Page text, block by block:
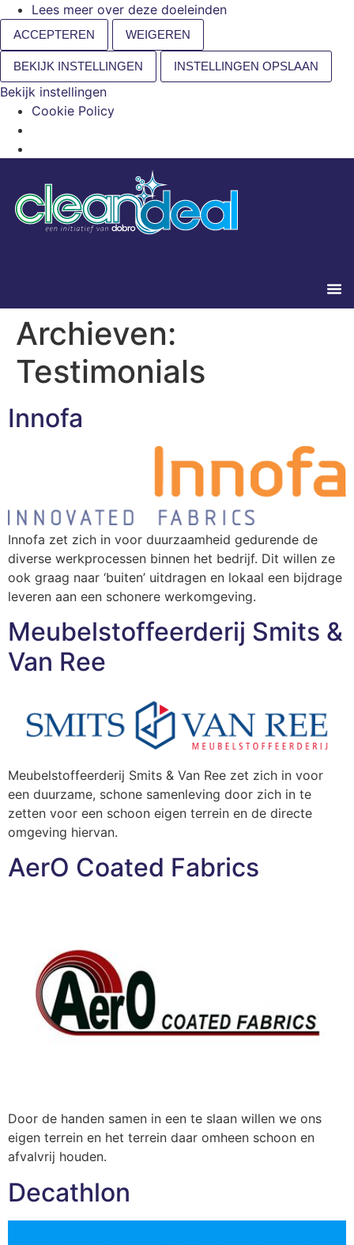
Lees meer over deze doeleinden
ACCEPTEREN WEIGEREN
BEKIJK INSTELLINGEN INSTELLINGEN OPSLAAN
Bekijk instellingen
Cookie Policy
Archieven:
Testimonials
Innofa
Innofa zet zich in voor duurzaamheid gedurende de
diverse werkprocessen binnen het bedrijf. Dit willen ze
ook graag naar ‘buiten’ uitdragen en lokaal een bijdrage
leveren aan een schonere werkomgeving.
Meubelstoffeerderij Smits &
Van Ree
Meubelstoffeerderij Smits & Van Ree zet zich in voor
een duurzame, schone samenleving door zich in te
zetten voor een schoon eigen terrein en de directe
omgeving hiervan.
AerO Coated Fabrics
Door de handen samen in een te slaan willen we ons
eigen terrein en het terrein daar omheen schoon en
afvalvrij houden.
Decathlon